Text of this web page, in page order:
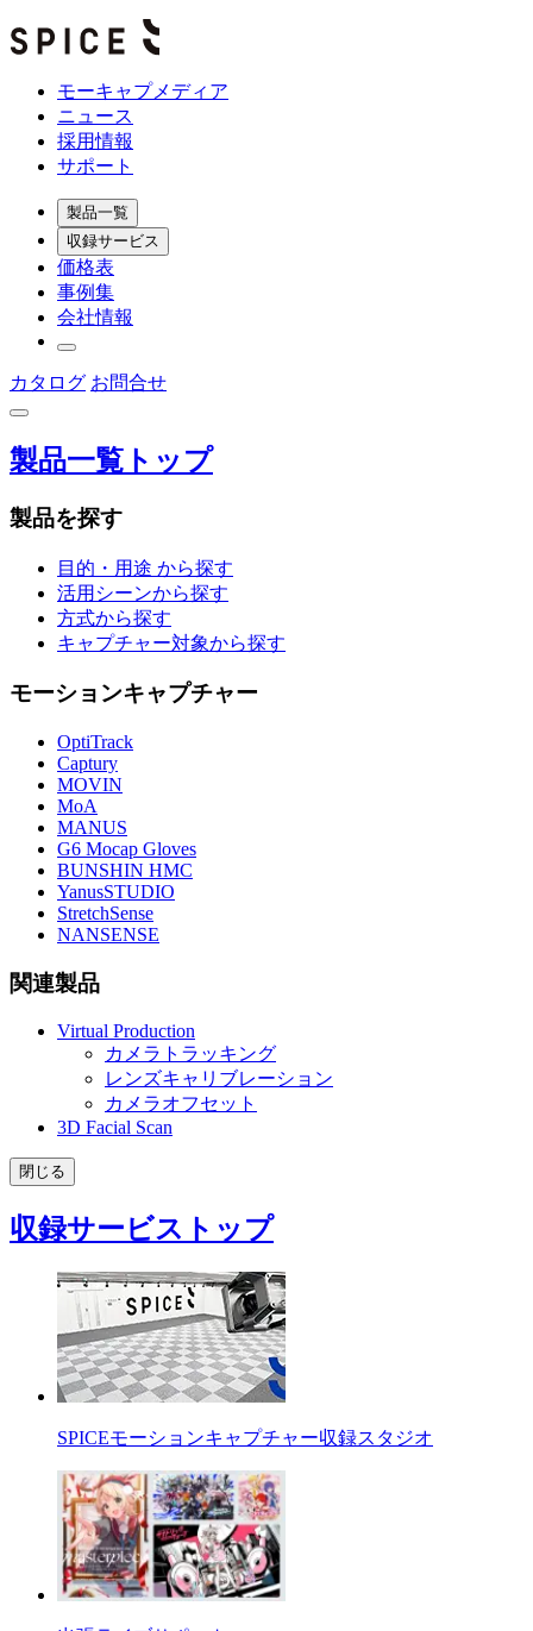
モーキャプメディア
ニュース
採用情報
サポート
製品一覧
収録サービス
価格表
事例集
会社情報
カタログ お問合せ
製品一覧トップ
製品を探す
目的・用途 から探す
活用シーンから探す
方式から探す
キャプチャー対象から探す
モーションキャプチャー
OptiTrack
Captury
MOVIN
MoA
MANUS
G6 Mocap Gloves
BUNSHIN HMC
YanusSTUDIO
StretchSense
NANSENSE
関連製品
Virtual Production
カメラトラッキング
レンズキャリブレーション
カメラオフセット
3D Facial Scan
閉じる
収録サービストップ
SPICEモーションキャプチャー収録スタジオ